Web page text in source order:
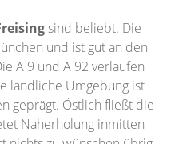
sind beliebt. Die
und ist gut an den
A 9 und A 92 verlaufen
ländliche Umgebung ist
geprägt. Östlich fließt die
Naherholung inmitten